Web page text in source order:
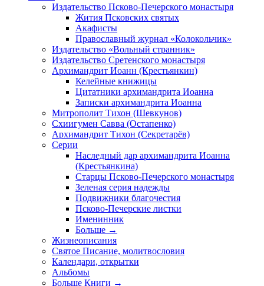
Издательство Псково-Печерского монастыря
Жития Псковских святых
Акафисты
Православный журнал «Колокольчик»
Издательство «Вольный странник»
Издательство Сретенского монастыря
Архимандрит Иоанн (Крестьянкин)
Келейные книжицы
Цитатники архимандрита Иоанна
Записки архимандрита Иоанна
Митрополит Тихон (Шевкунов)
Схиигумен Савва (Остапенко)
Архимандрит Тихон (Секретарёв)
Серии
Наследный дар архимандрита Иоанна
(Крестьянкина)
Старцы Псково-Печерского монастыря
Зеленая серия надежды
Подвижники благочестия
Псково-Печерские листки
Именинник
Больше →
Жизнеописания
Святое Писание, молитвословия
Календари, открытки
Альбомы
Больше Книги →